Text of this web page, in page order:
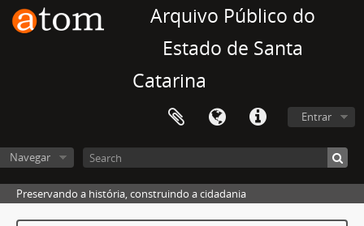
Arquivo Público do
Estado de Santa
Catarina
Entrar
Navegar
Preservando a história, construindo a cidadania